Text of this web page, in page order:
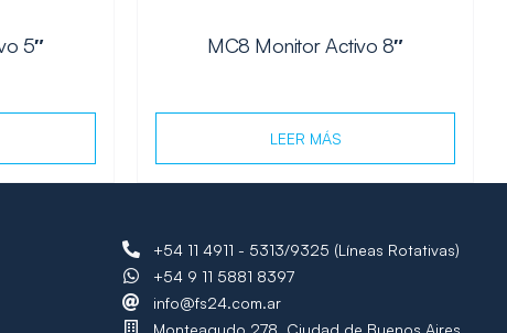
5″ MC8 Monitor Activo 8″
LEER MÁS
+54 11 4911 - 5313/9325 (Líneas Rotativas)
+54 9 11 5881 8397
info@fs24.com.ar
Monteagudo 278, Ciudad de Buenos Aires